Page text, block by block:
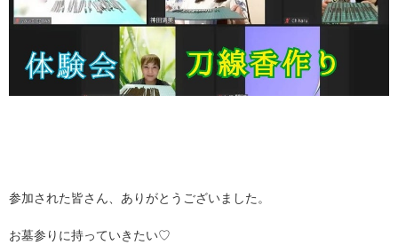
参加された皆さん、ありがとうございました。
お墓参りに持っていきたい♡